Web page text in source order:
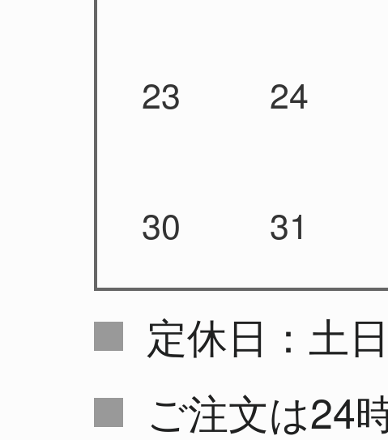
23 24
30 31
定休日：土
ご注文は24